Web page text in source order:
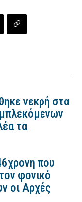
νεκρή στα
τα
που
φονικό
οι Αρχές